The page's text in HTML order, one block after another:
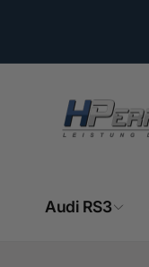
Audi RS3